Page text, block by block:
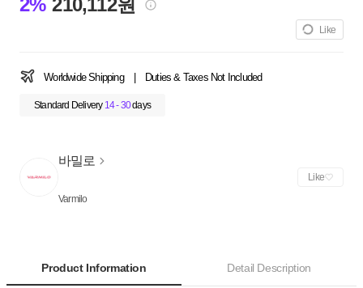
2% 210,112원
Like
Worldwide Shipping Duties & Taxes Not Included
Standard Delivery 14 - 30days
바밀로
Varmilo
Like
Product Information Detail Description